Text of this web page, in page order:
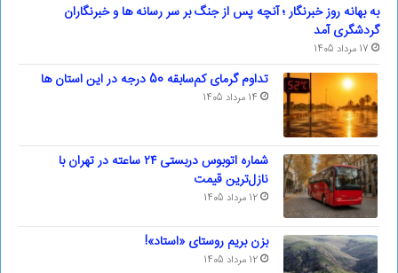
به بهانه روز خبرنگار ؛ آنچه پس از جنگ بر سر رسانه ها و خبرنگاران
گردشگری آمد
17 مرداد 1405
تداوم گرمای کم‌سابقه 50 درجه در این استان ها
14 مرداد 1405
شماره اتوبوس دربستی ۲۴ ساعته در تهران با
نازل‌ترین قیمت
12 مرداد 1405
بزن بریم روستای «استاد»!
12 مرداد 1405